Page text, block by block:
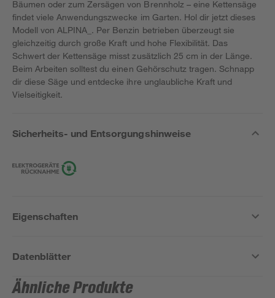
Bäumen oder zum Zersägen von Brennholz – eine Kettensäge
findet viele Anwendungszwecke im Garten. Hol dir jetzt dieses
Modell von ALPINA_. Per Benzin betrieben überzeugt sie
gleichzeitig durch große Kraft und hohe Flexibilität. Das
Schwert der Kettensäge misst zusätzlich 25 cm in der Länge.
Beim Arbeiten solltest du einen Gehörschutz tragen. Schnapp
dir diese Säge und entdecke ihre unglaubliche Kraft und
Vielseitigkeit.
Sicherheits- und Entsorgungshinweise
Eigenschaften
Datenblätter
Ähnliche Produkte